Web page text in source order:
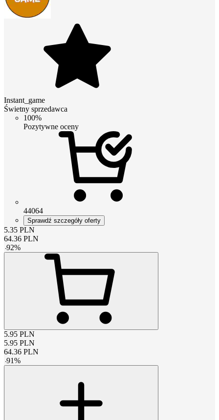
Instant_game
Świetny sprzedawca
100%
Pozytywne oceny
44064
Sprawdź szczegóły oferty
5.35 PLN
64.36 PLN
-92%
5.95 PLN
5.95 PLN
64.36 PLN
-91%